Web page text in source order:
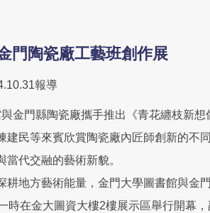
門陶瓷廠工藝班創作展
報導
門縣陶瓷廠攜手推出《青花纏枝新想
建民等來賓欣賞陶瓷廠內匠師創新的不
代交融的藝術新貌。
耕地方藝術能量，金門大學圖書館與金
時在金大圖資大樓2樓展示區舉行開幕